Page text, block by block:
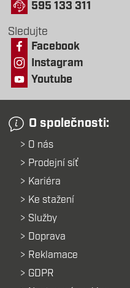
595 133 311
Sledujte
Facebook
Instagram
Youtube
O společnosti:
O nás
Prodejní síť
Kariéra
Ke stažení
Služby
Doprava
Reklamace
GDPR